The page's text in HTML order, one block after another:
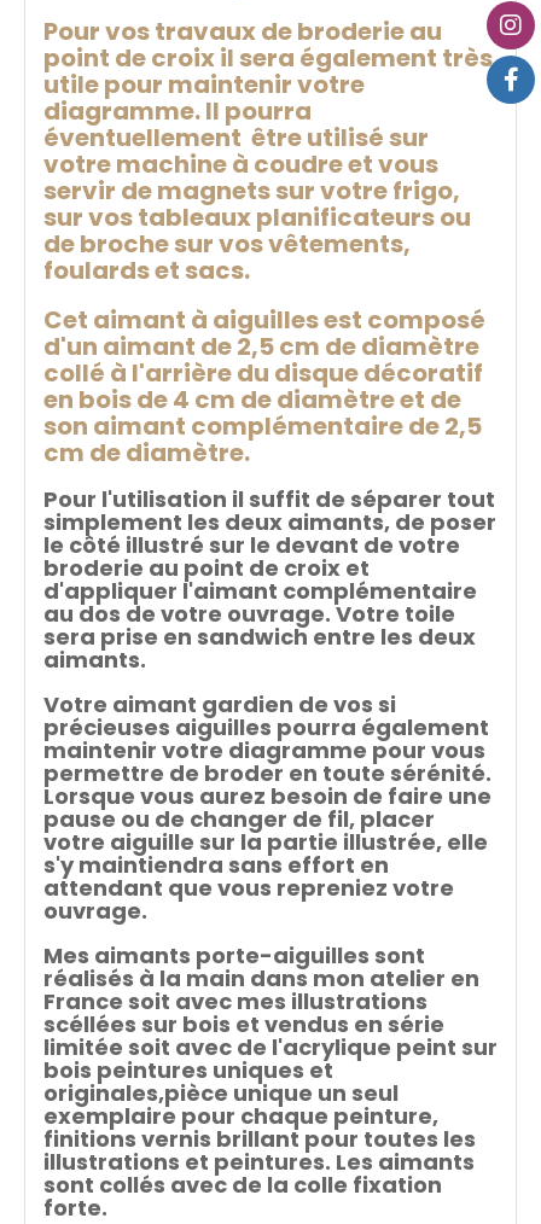
Pour vos travaux de broderie au
point de croix il sera également très
utile pour maintenir votre
diagramme. Il pourra
éventuellement être utilisé sur
votre machine à coudre et vous
servir de magnets sur votre frigo,
sur vos tableaux planificateurs ou
de broche sur vos vêtements,
foulards et sacs.
Cet aimant à aiguilles est composé
d'un aimant de 2,5 cm de diamètre
collé à l'arrière du disque décoratif
en bois de 4 cm de diamètre et de
son aimant complémentaire de 2,5
cm de diamètre.
Pour l'utilisation il suffit de séparer tout
simplement les deux aimants, de poser
le côté illustré sur le devant de votre
broderie au point de croix et
d'appliquer l'aimant complémentaire
au dos de votre ouvrage. Votre toile
sera prise en sandwich entre les deux
aimants.
Votre aimant gardien de vos si
précieuses aiguilles pourra également
maintenir votre diagramme pour vous
permettre de broder en toute sérénité.
Lorsque vous aurez besoin de faire une
pause ou de changer de fil, placer
votre aiguille sur la partie illustrée, elle
s'y maintiendra sans effort en
attendant que vous repreniez votre
ouvrage.
Mes aimants porte-aiguilles sont
réalisés à la main dans mon atelier en
France soit avec mes illustrations
scéllées sur bois et vendus en série
limitée soit avec de l'acrylique peint sur
bois peintures uniques et
originales,pièce unique un seul
exemplaire pour chaque peinture,
finitions vernis brillant pour toutes les
illustrations et peintures. Les aimants
sont collés avec de la colle fixation
forte.